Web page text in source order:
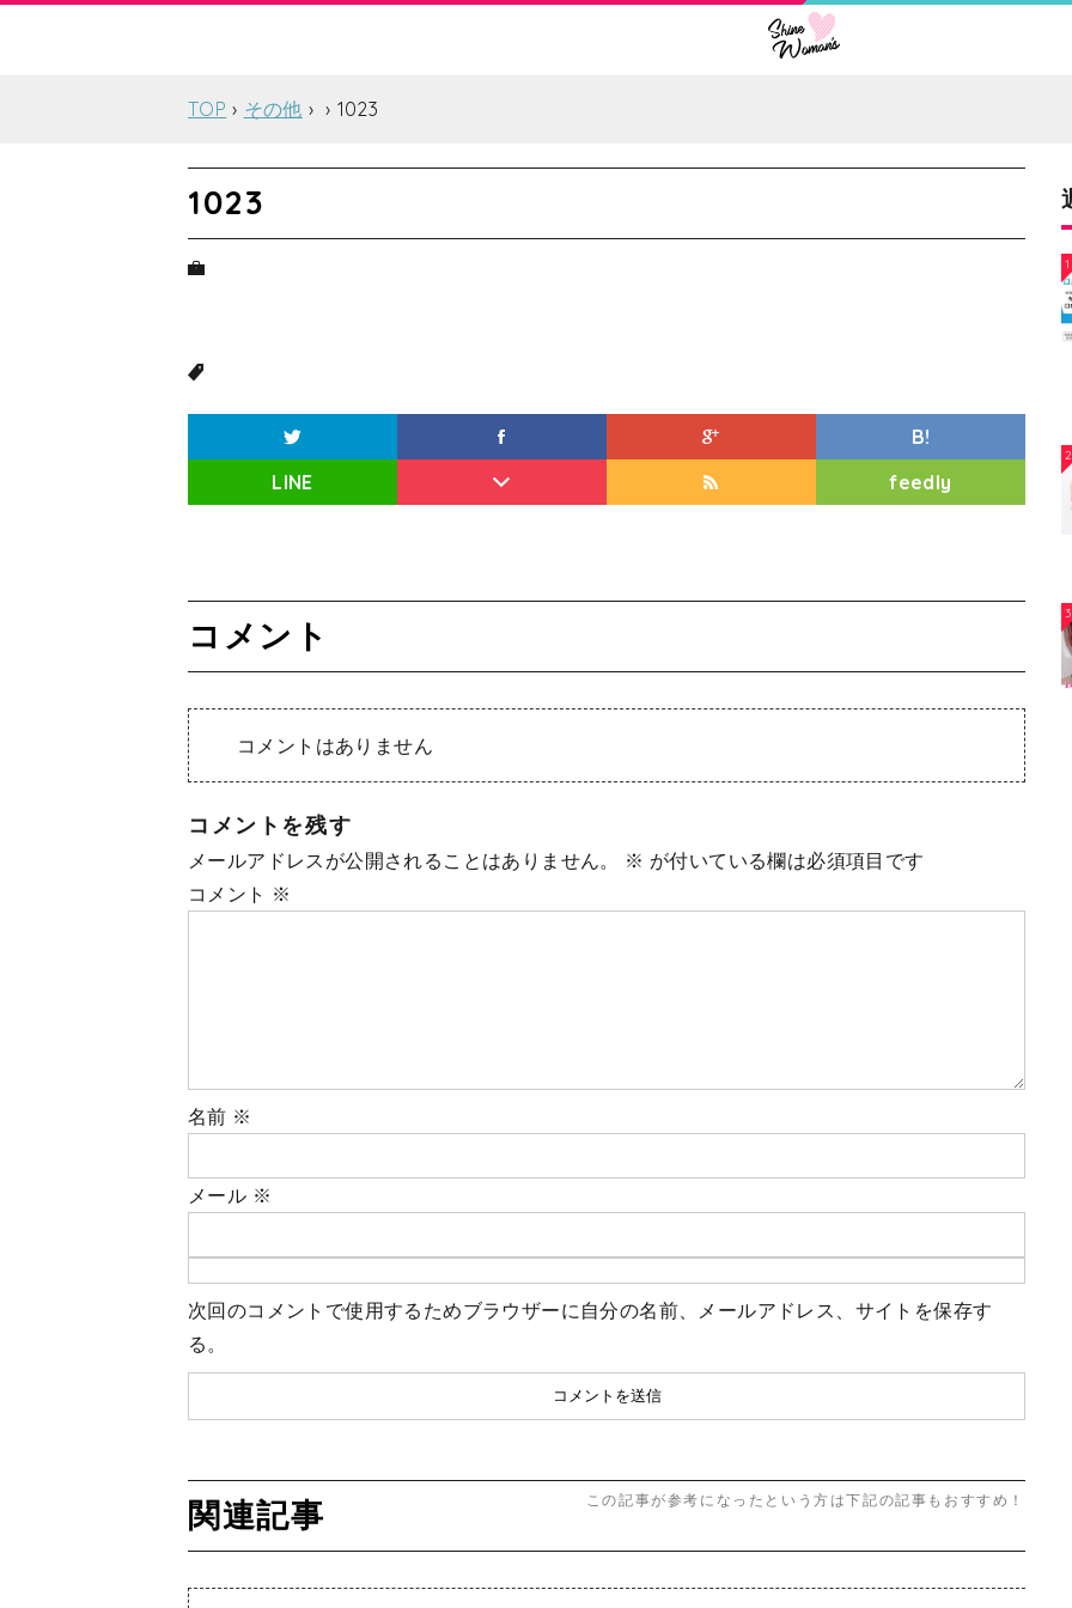
TOP その他 1023
1023
B!
LINE
feedly
コメント
コメントはありません
コメントを残す
メールアドレスが公開されることはありません。 ※ が付いている欄は必須項目です
コメント ※
名前 ※
メール ※
次回のコメントで使用するためブラウザーに自分の名前、メールアドレス、サイトを保存す
る。
関連記事 この記事が参考になったという方は下記の記事もおすすめ！
1
2
3